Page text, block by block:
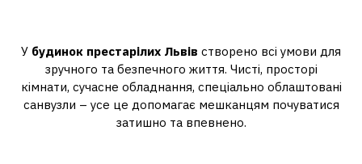
У будинок престарілих Львів створено всі умови для
зручного та безпечного життя. Чисті, просторі
кімнати, сучасне обладнання, спеціально облаштовані
санвузли – усе це допомагає мешканцям почуватися
затишно та впевнено.